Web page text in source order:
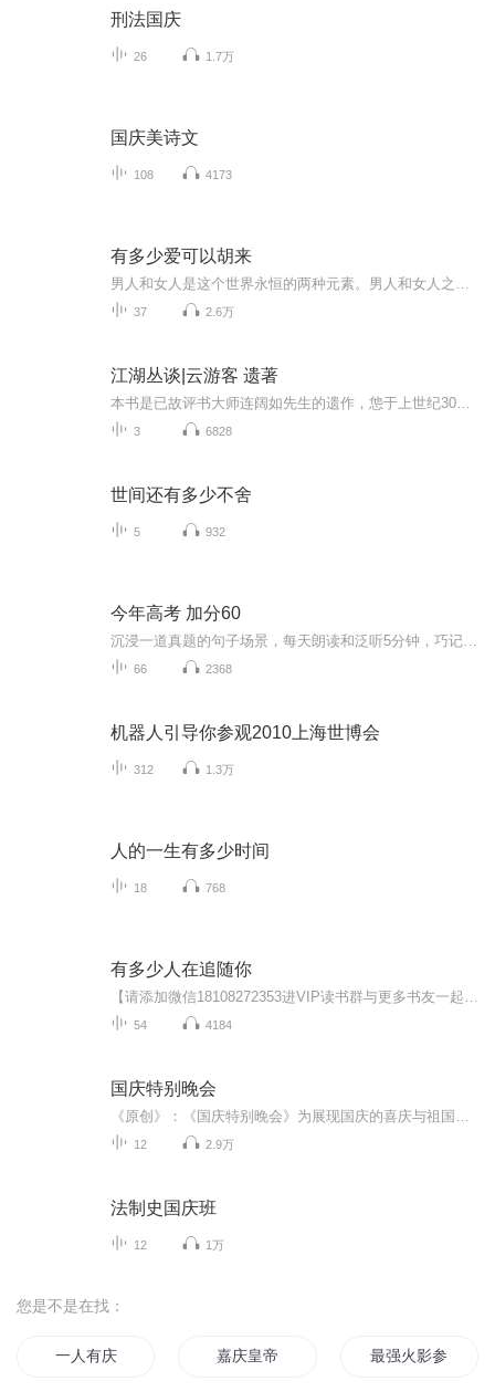
刑法国庆
26 1.7万
国庆美诗文
108 4173
有多少爱可以胡来
37 2.6万
江湖丛谈|云游客 遗著
3 6828
世间还有多少不舍
5 932
今年高考 加分60
66 2368
机器人引导你参观2010上海世博会
312 1.3万
人的一生有多少时间
18 768
有多少人在追随你
54 4184
国庆特别晚会
12 2.9万
法制史国庆班
12 1万
您是不是在找：
一人有庆 嘉庆皇帝 最强火影参上